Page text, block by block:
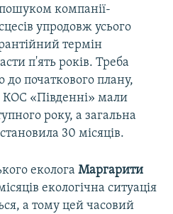
компанії-
упродовж усього
термін
п'ять років. Треба
до початкового плану,
КОС «Південні» мали
року, а загальна
30 місяців.
еколога Маргарити
екологічна ситуація
а тому цей часовий